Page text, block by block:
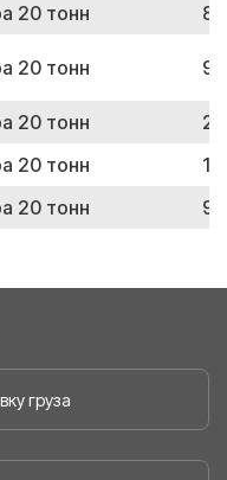
20 тонн
20 тонн
20 тонн
20 тонн
20 тонн
груза